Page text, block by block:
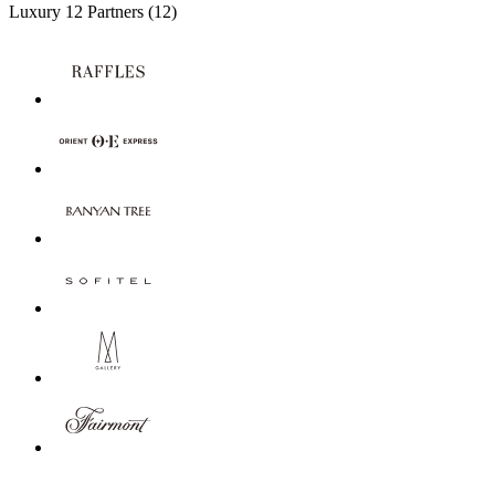
Luxury 12 Partners (12)